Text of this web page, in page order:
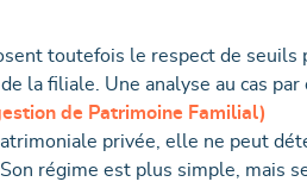
toutefois le respect de
la filiale. Une analyse au cas
de Patrimoine Familial)
privée, elle ne peut
régime est plus simple, mais